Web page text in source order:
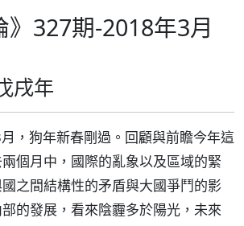
》327期-2018年3月
戌年
，狗年新春剛過。回顧與前瞻今年這
個月中，國際的亂象以及區域的緊
之間結構性的矛盾與大國爭鬥的影
的發展，看來陰霾多於陽光，未來